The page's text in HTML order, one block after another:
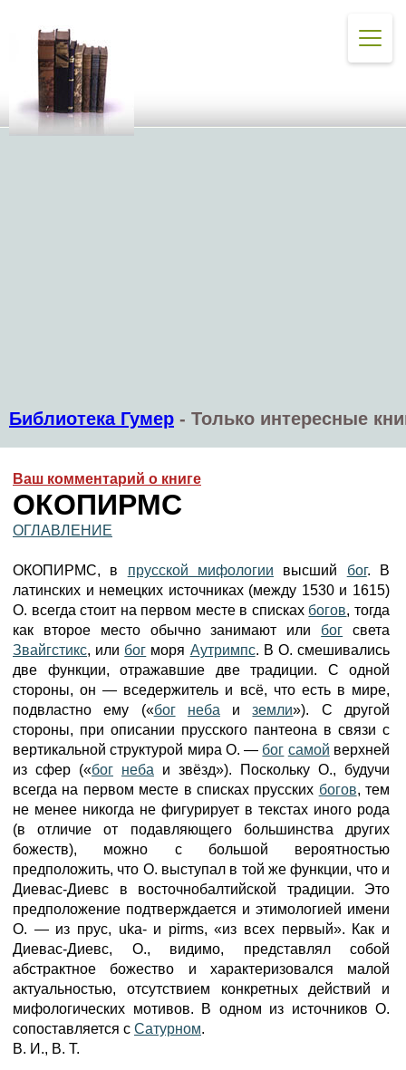
Библиотека Гумер - Только интересные
Ваш комментарий о книге
ОКОПИРМС
ОГЛАВЛЕНИЕ
ОКОПИРМС, в прусской мифологии высший бог. В
латинских и немецких источниках (между 1530 и 1615)
О. всегда стоит на первом месте в списках богов, тогда
как второе место обычно занимают или бог света
Звайгстикс, или бог моря Аутримпс. В О. смешивались
две функции, отражавшие две традиции. С одной
стороны, он — вседержитель и всё, что есть в мире,
подвластно ему («бог неба иземли»). С другой
стороны, при описании прусского пантеона в связи с
вертикальной структурой мира О. — бог самой верхней
из сфер («бог неба и звёзд»). Поскольку О., будучи
всегда на первом месте в списках прусских богов, тем
не менее никогда не фигурирует в текстах иного рода
(в отличие от подавляющего большинства других
божеств), можно с большой вероятностью
предположить, что О. выступал в той же функции, что и
Диевас-Диевс в восточнобалтийской традиции. Это
предположение подтверждается и этимологией имени
О. — из прус, uka- и pirms, «из всех первый». Как и
Диевас-Диевс, О., видимо, представлял собой
абстрактное божество и характеризовался малой
актуальностью, отсутствием конкретных действий и
мифологических мотивов. В одном из источников О.
сопоставляется с Сатурном.
В. И., В. Т.